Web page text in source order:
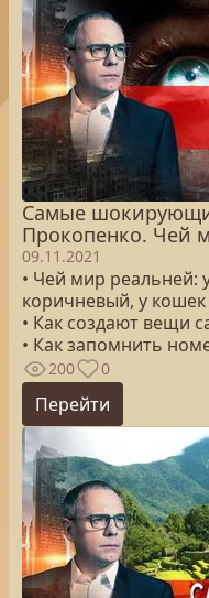
Самые
Прокопенко. Чей
09.11.2021
• Чей мир реальней:
коричневый, у
• Как создают вещи
• Как запомнить
200 0
Перейти